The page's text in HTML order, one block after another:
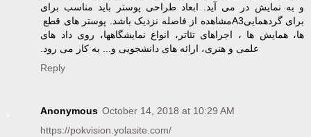
و به نمایش در می آید. ابعاد طراحی پوستر باید مناسب برای
مشاهده از ‏فاصله نزدیک باشد. پوستر های قطع ‏A3‎برای گردهمایی
ها، همایش ها ، اجراهای تئاتر، انواع نمایشگاهها، ‏روی داد های
علمی و هنری، ارائه های دانشجویی و... به کار می رود.‏
Reply
Anonymous October 14, 2018 at 10:29 AM
https://pokvision.yolasite.com/